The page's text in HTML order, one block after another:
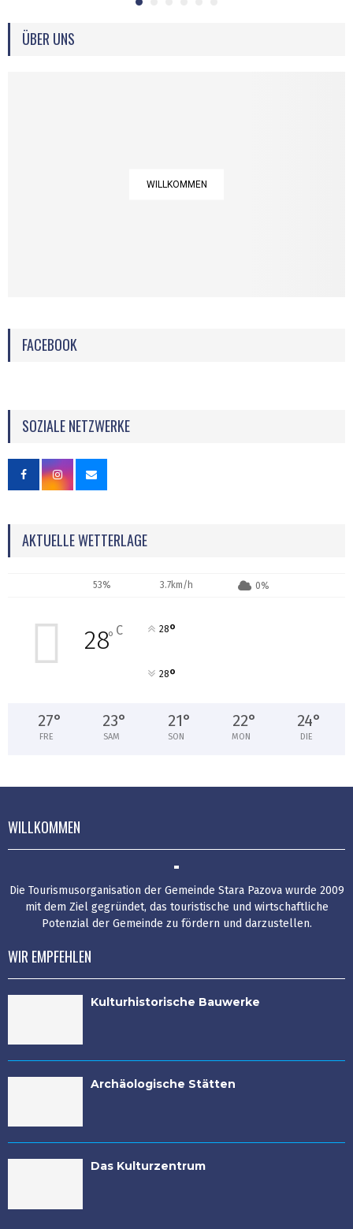
ÜBER UNS
WILLKOMMEN
FACEBOOK
SOZIALE NETZWERKE
AKTUELLE WETTERLAGE
53% 3.7km/h 0%
28° C 28°
28°
27°
FRE
23°
SAM
21°
SON
22°
MON
24°
DIE
WILLKOMMEN
Die Tourismusorganisation der Gemeinde Stara Pazova wurde 2009
mit dem Ziel gegründet, das touristische und wirtschaftliche
Potenzial der Gemeinde zu fördern und darzustellen.
WIR EMPFEHLEN
Kulturhistorische Bauwerke
Archäologische Stätten
Das Kulturzentrum